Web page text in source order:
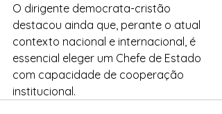
O dirigente democrata-cristão
destacou ainda que, perante o atual
contexto nacional e internacional, é
essencial eleger um Chefe de Estado
com capacidade de cooperação
institucional.